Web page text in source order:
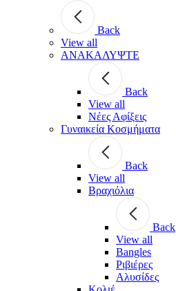
Back
View all
ΑΝΑΚΑΛΥΨΤΕ
Back
View all
Νέες Αφίξεις
Γυναικεία Κοσμήματα
Back
View all
Βραχιόλια
Back
View all
Bangles
Ριβιέρες
Αλυσίδες